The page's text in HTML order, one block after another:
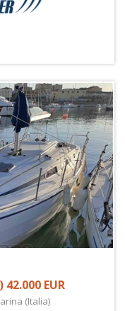
) 42.000 EUR
(Italia)